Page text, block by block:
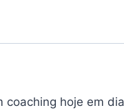
coaching hoje em